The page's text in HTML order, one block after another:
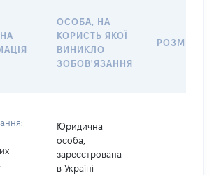
ОСОБА, НА
КОРИСТЬ ЯКОЇ
ВИНИКЛО
ЗОБОВ'ЯЗАННЯ
РОЗМІР
Юридична
особа,
зареєстрована
в Україні